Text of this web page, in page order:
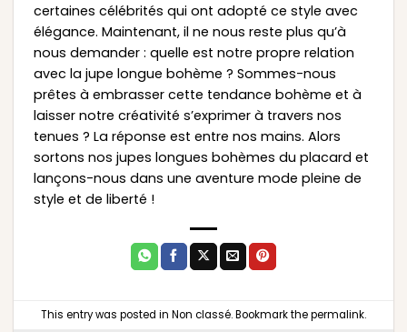
certaines célébrités qui ont adopté ce style avec
élégance. Maintenant, il ne nous reste plus qu’à
nous demander : quelle est notre propre relation
avec la jupe longue bohème ? Sommes-nous
prêtes à embrasser cette tendance bohème et à
laisser notre créativité s’exprimer à travers nos
tenues ? La réponse est entre nos mains. Alors
sortons nos jupes longues bohèmes du placard et
lançons-nous dans une aventure mode pleine de
style et de liberté !
This entry was posted in Non classé. Bookmark thepermalink.